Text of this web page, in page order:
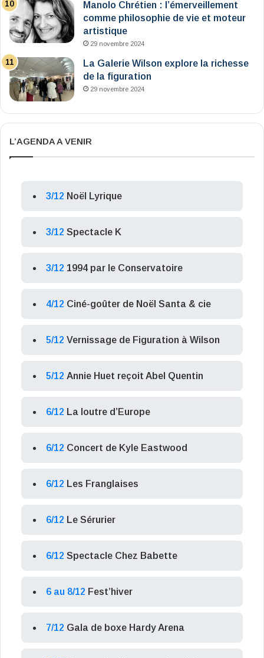
Manolo Chrétien : l’émerveillement
comme philosophie de vie et moteur
artistique
29 novembre 2024
La Galerie Wilson explore la richesse
de la figuration
29 novembre 2024
L’AGENDA A VENIR
3/12 Noël Lyrique
3/12 Spectacle K
3/12 1994 par le Conservatoire
4/12 Ciné-goûter de Noël Santa & cie
5/12 Vernissage de Figuration à Wilson
5/12 Annie Huet reçoit Abel Quentin
6/12 La loutre d’Europe
6/12 Concert de Kyle Eastwood
6/12 Les Franglaises
6/12 Le Sérurier
6/12 Spectacle Chez Babette
6 au 8/12 Fest’hiver
7/12 Gala de boxe Hardy Arena